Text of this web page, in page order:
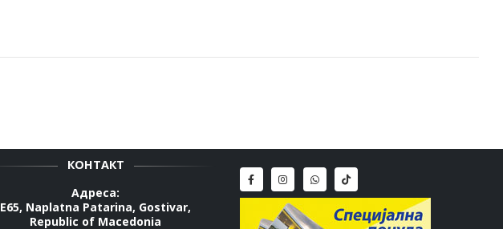
КОНТАКТ
Адреса:
E65, Naplatna Patarina, Gostivar,
Republic of Macedonia